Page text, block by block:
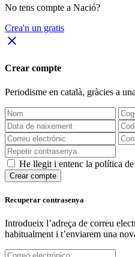
No tens compte a Nació?
Crea'n un gratis
close
Crear compte
Periodisme en català, gràcies a
He llegit i entenc la política
Crear compte
Recuperar contrasenya
Introdueix l’adreça de correu
habitualment i t’enviarem una